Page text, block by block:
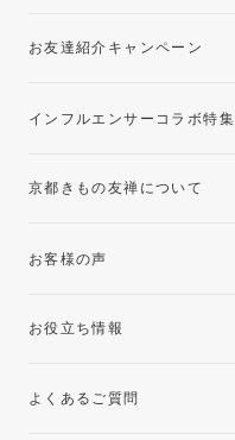
お友達紹介キャンペーン
インフルエンサーコラボ特集
京都きもの友禅について
お客様の声
お役立ち情報
よくあるご質問